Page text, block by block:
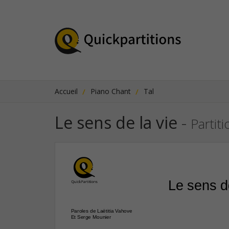
Accueil Piano Chant Tal
Le sens de la vie -
Le sens
Paroles de Laëtitia Vahove
Et Serge Mounier